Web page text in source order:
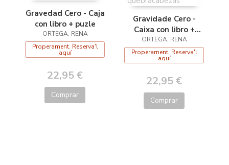
Gravedad Cero - Caja
con libro + puzle
ORTEGA, RENA
Properament. Reserva'l
aquí
22,95 €
Comprar
Gravidade Cero -
Caixa con libro +
quebracabezas
ORTEGA, RENA
Properament. Reserva'l
aquí
22,95 €
Comprar